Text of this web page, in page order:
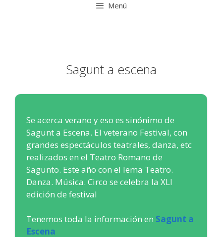
Menú
Sagunt a escena
Se acerca verano y eso es sinónimo de
Sagunt a Escena. El veterano Festival, con
grandes espectáculos teatrales, danza, etc
realizados en el Teatro Romano de
Sagunto. Este año con el lema Teatro.
Danza. Música. Circo se celebra la XLI
edición de festival
Tenemos toda la información en Sagunt a
Escena